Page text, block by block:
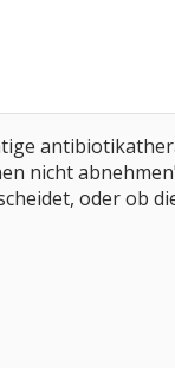
nicht
oder ob